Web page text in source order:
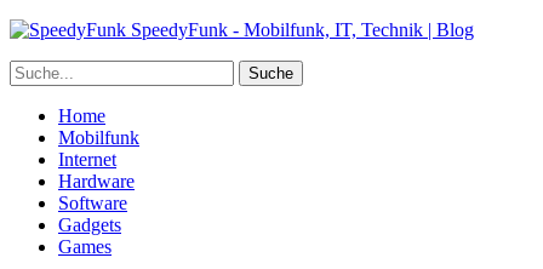
SpeedyFunk - Mobilfunk, IT, Technik | Blog
Home
Mobilfunk
Internet
Hardware
Software
Gadgets
Games